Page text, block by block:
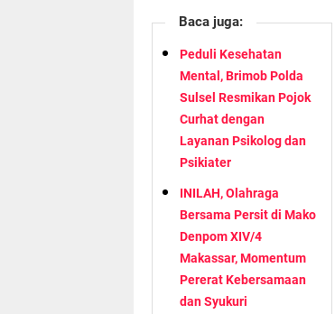
Baca juga:
Peduli Kesehatan
Mental, Brimob Polda
Sulsel Resmikan Pojok
Curhat dengan
Layanan Psikolog dan
Psikiater
INILAH, Olahraga
Bersama Persit di Mako
Denpom XIV/4
Makassar, Momentum
Pererat Kebersamaan
dan Syukuri